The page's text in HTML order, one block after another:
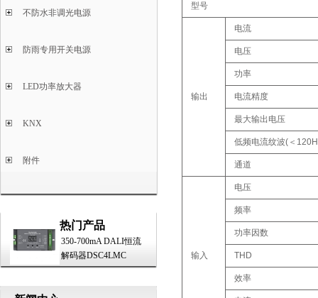
不防水非调光电源
防雨专用开关电源
LED功率放大器
KNX
附件
热门产品
350-700mA DALI恒流
解码器DSC4LMC
型号
输出
电流
电压
功率
电流精度
最大输出电压
低频电流纹波(＜
通道
输入
电压
频率
功率因数
THD
效率